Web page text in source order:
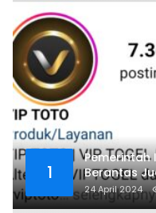
1
Pemerintah
Berantas
24 April 2024